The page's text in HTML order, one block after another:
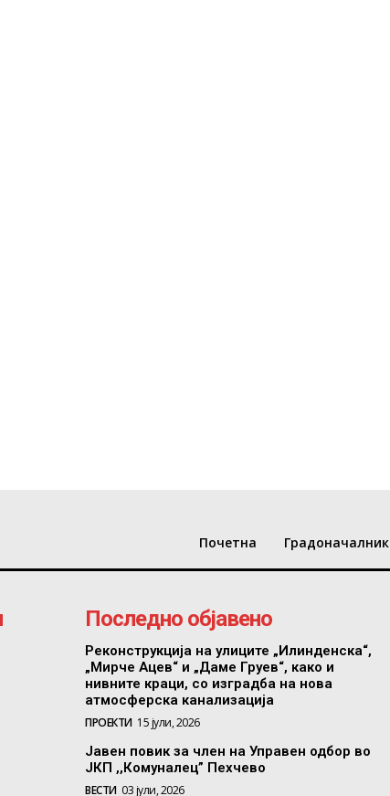
Почетна Градоначалник
Последно објавено
Реконструкција на улиците „Илинденска“,
„Мирче Ацев“ и „Даме Груев“, како и
нивните краци, со изградба на нова
атмосферска канализација
ПРОЕКТИ 15 јули, 2026
Јавен повик за член на Управен одбор во
ЈКП ,,Комуналец” Пехчево
ВЕСТИ 03 јули, 2026